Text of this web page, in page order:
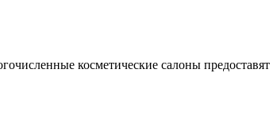
косметические салоны предоставят